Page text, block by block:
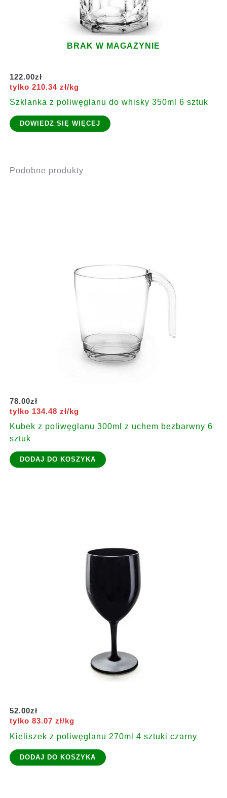
BRAK W MAGAZYNIE
122.00zł
tylko 210.34 zł/kg
Szklanka z poliwęglanu do whisky 350ml 6 sztuk
DOWIEDZ SIĘ WIĘCEJ
Podobne produkty
78.00zł
tylko 134.48 zł/kg
Kubek z poliwęglanu 300ml z uchem bezbarwny 6
sztuk
DODAJ DO KOSZYKA
52.00zł
tylko 83.07 zł/kg
Kieliszek z poliwęglanu 270ml 4 sztuki czarny
DODAJ DO KOSZYKA